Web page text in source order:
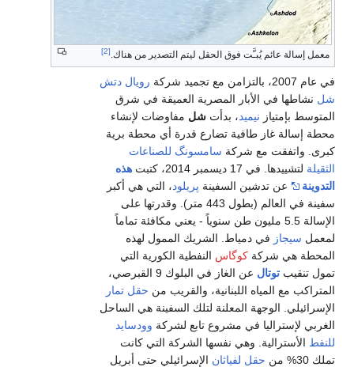
معمل إسالة عائم يُبـَّت فوق الحقل ليتم التصدير من هناك.[2]
في عام 2007، بالتزامن مع تجميد شركة
رويال دتش
شل نشاطها في الأبار المصرية العميقة في شرق
المتوسط بإمتياز نيميد، بدأت شل مفاوضات لإنشاء
محطة إسالة غاز طافية تضارع قدرة أي محطة برية
كبرى. واتفقت مع شركة سامسونگ للصناعات
الثقيلة لتشييدها. في 17 ديسمبر 2014، كتبت
هذه
التدوينة
عن تدشين السفينة پريلود، التي هي أكبر
سفينة في العالم (بطول 443 متر). وقدرتها على
الإسالة 5.5 مليون طن سنوياً - يعني مكافئة تماماً
لمعمل سيجاز في دمياط. الشريك الممول لهذه
المحطة هي شركة كوگاس النفطية الكورية التي
تمول تنقيب توتال
عن الغاز في البلوك 9 القبرصي،
المتراكب مع المياه اللبنانية، والقريب من حقل تمار
الإسرائيلي. الوجهة المعلنة لتلك السفينة هي الساحل
الغربي لإستراليا في مشروع تابع لشركة وودسايد
للنفط الأسترالية. وهي نفسها الشركة التي كانت
تملك 30% من
حقل لفياثان الإسرائيلي حتى أبريل